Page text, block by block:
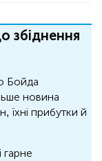
збіднення
Бойда
новина
їхні прибутки й
гарне